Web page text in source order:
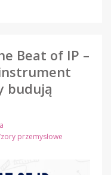
Beat of IP –
budują
przemysłowe